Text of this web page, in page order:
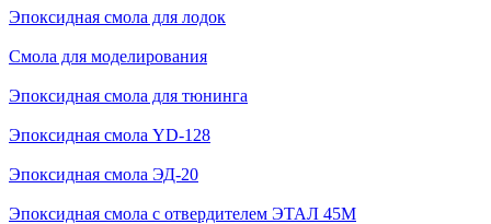
Эпоксидная смола для лодок
Смола для моделирования
Эпоксидная смола для тюнинга
Эпоксидная смола YD-128
Эпоксидная смола ЭД-20
Эпоксидная смола с отвердителем ЭТАЛ 45М